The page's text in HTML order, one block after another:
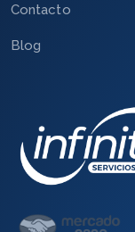
Contacto
Blog